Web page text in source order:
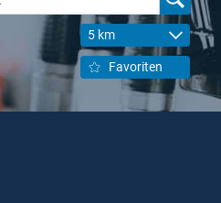
5 km
Favoriten